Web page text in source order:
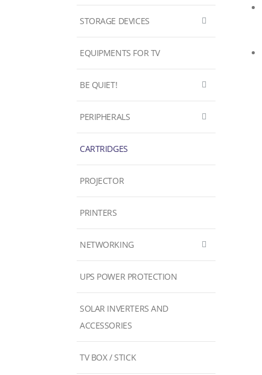
STORAGE DEVICES
EQUIPMENTS FOR TV
BE QUIET!
PERIPHERALS
CARTRIDGES
PROJECTOR
PRINTERS
NETWORKING
UPS POWER PROTECTION
SOLAR INVERTERS AND
ACCESSORIES
TV BOX / STICK